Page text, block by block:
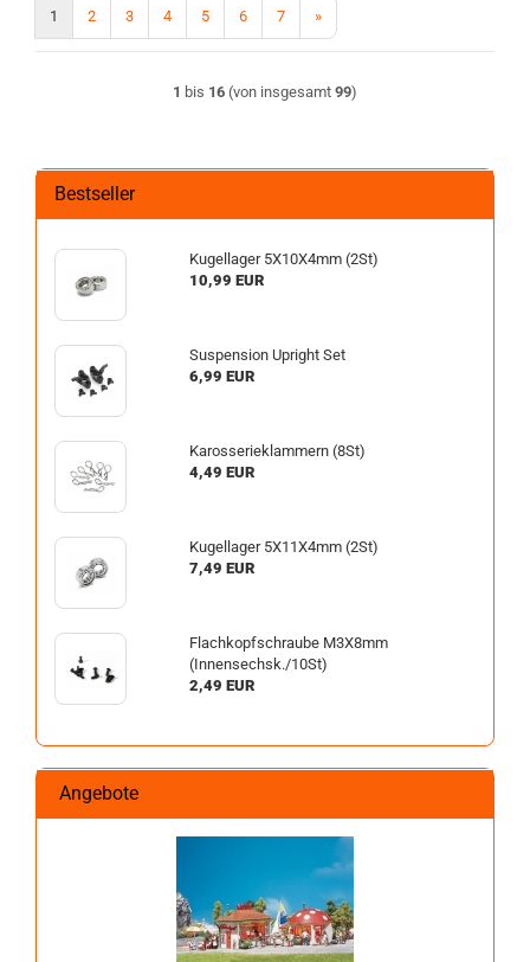
1 2 3 4 5 6 7 »
1 bis 16 (von insgesamt 99)
Bestseller
Kugellager 5X10X4mm (2St)
10,99 EUR
Suspension Upright Set
6,99 EUR
Karosserieklammern (8St)
4,49 EUR
Kugellager 5X11X4mm (2St)
7,49 EUR
Flachkopfschraube M3X8mm
(Innensechsk./10St)
2,49 EUR
Angebote